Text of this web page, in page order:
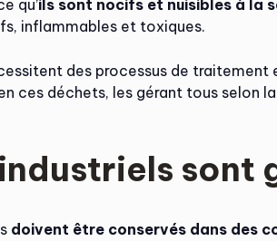
qu’ils sont nocifs et nuisibles à la
inflammables et toxiques.
des processus de
ces déchets, les gérant tous selon
sont
doivent être conservés dans des